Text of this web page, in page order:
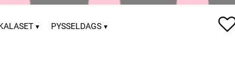
PYSSELDAGS